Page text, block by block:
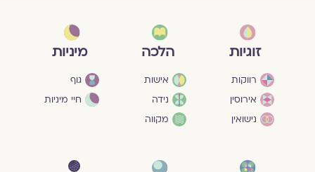
זוגיות
רווקות
אירוסין
נישואין
הלכה
אישות
נידה
מקווה
מיניות
גוף
חיי מיניות